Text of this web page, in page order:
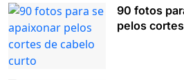
90 fotos
pelos